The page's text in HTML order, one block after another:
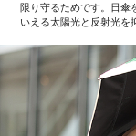
限り守るためです。日傘
いえる太陽光と反射光を